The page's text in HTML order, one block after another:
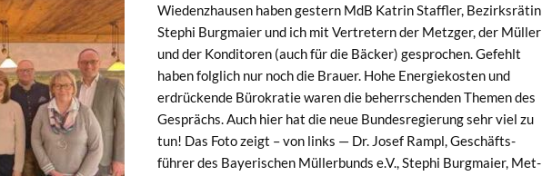
Wieden­zhausen haben gestern MdB Katrin Staffler, Bezirk­srätin
Stephi Burgmaier und ich mit Vertretern der Met­zger, der Müller
und der Kon­di­toren (auch für die Bäck­er) gesprochen. Gefehlt
haben fol­glich nur noch die Brauer. Hohe Energiekosten und
erdrück­ende Bürokratie waren die beherrschen­den The­men des
Gesprächs. Auch hier hat die neue Bun­desregierung sehr viel zu
tun! Das Foto zeigt – von links — Dr. Josef Ram­pl, Geschäfts­
führer des Bay­erischen Müller­bunds e.V., Stephi Burgmaier, Met­